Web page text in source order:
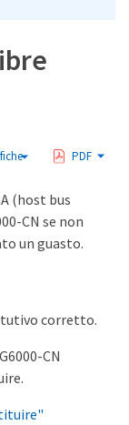
PDF
(host bus
CN se non
un guasto.
corretto.
CN